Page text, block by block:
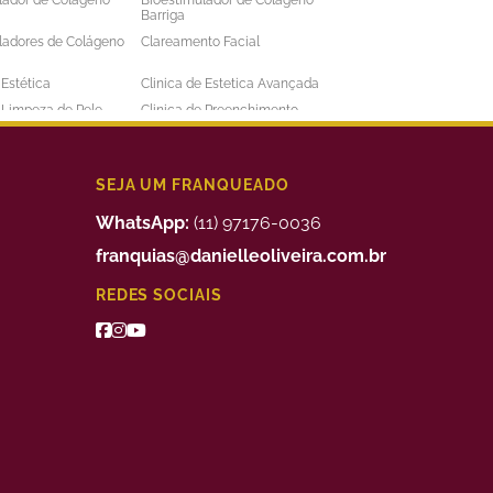
Barriga
de Colágeno
Clareamento Facial
Clinica de Estetica Avançada
de Pele
Clinica de Preenchimento
Labial
Depilação a Laser Masculina
Preenchimento Facial Valor
Tratamento da Alopecia
de Bigode Chines
Tratamento de Celulite nas
SEJA UM FRANQUEADO
WhatsApp: (11) 97176-0036
franquias@danielleoliveira.com.br
REDES SOCIAIS